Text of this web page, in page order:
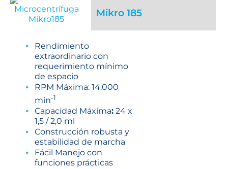
Mikro 185
Rendimiento
extraordinario con
requerimiento mínimo
de espacio
RPM Máxima: 14.000
min-1
Capacidad Máxima: 24 x
1,5 / 2,0 ml
Construcción robusta y
estabilidad de marcha
Fácil Manejo con
funciones prácticas